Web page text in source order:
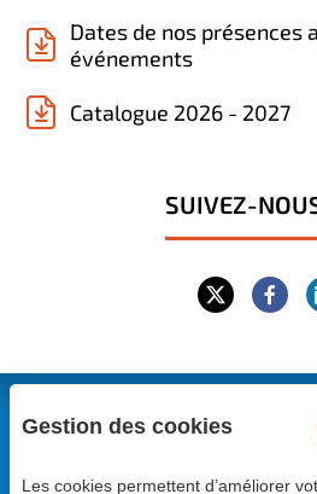
Dates de nos présences
événements
Catalogue 2026 - 2027
SUIVEZ-
CENTRE EUROPÉEN DE
EUROPEAN MARITIME
Siège : 1 rue des Pins - BP 229 -
Gestion des cookies
Les cookies permettent d’améliorer